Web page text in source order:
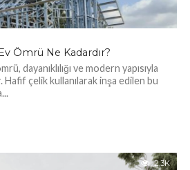
Ömrü Ne Kadardır?
dayanıklılığı ve modern yapısıyla
çelik kullanılarak inşa edilen bu
2.3K